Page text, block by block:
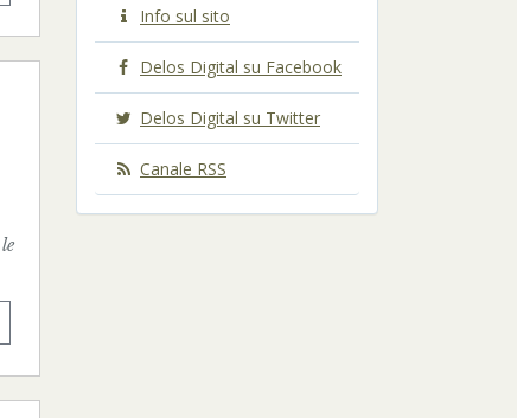
Info sul sito
Delos Digital su Facebook
Delos Digital su Twitter
Canale RSS